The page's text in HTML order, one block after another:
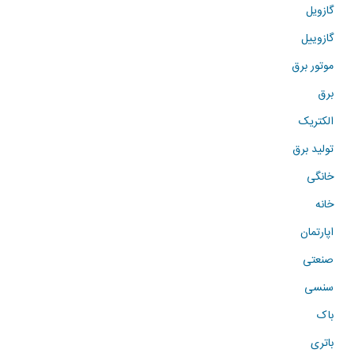
گازویل
گازوییل
موتور برق
برق
الکتریک
تولید برق
خانگی
خانه
اپارتمان
صنعتی
سنسی
باک
باتری